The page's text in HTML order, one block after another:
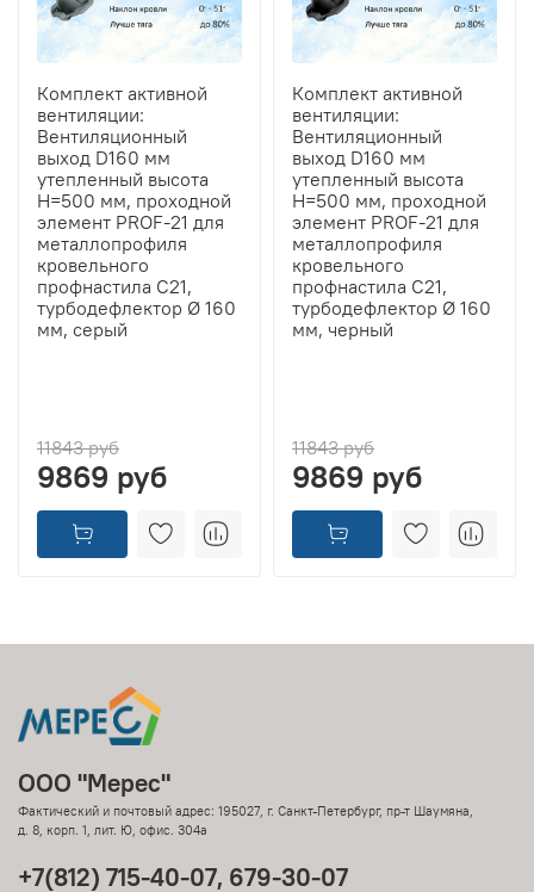
Комплект активной
вентиляции:
Вентиляционный
выход D160 мм
утепленный высота
H=500 мм, проходной
элемент PROF-21 для
металлопрофиля
кровельного
профнастила С21,
турбодефлектор Ø 160
мм, серый
11843 руб
9869 руб
Комплект активной
вентиляции:
Вентиляционный
выход D160 мм
утепленный высота
H=500 мм, проходной
элемент PROF-21 для
металлопрофиля
кровельного
профнастила С21,
турбодефлектор Ø 160
мм, черный
11843 руб
9869 руб
ООО "Мерес"
Фактический и почтовый адрес: 195027, г. Санкт-Петербург, пр-т Шаумяна,
д. 8, корп. 1, лит. Ю, офис. 304а
+7(812) 715-40-07, 679-30-07